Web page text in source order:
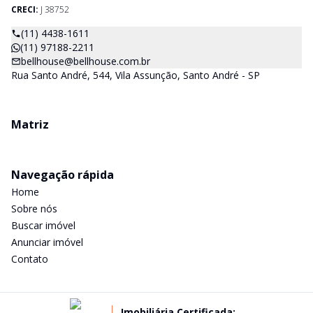
CRECI: J 38752
(11) 4438-1611
(11) 97188-2211
bellhouse@bellhouse.com.br
Rua Santo André, 544, Vila Assunção, Santo André - SP
Matriz
Navegação rápida
Home
Sobre nós
Buscar imóvel
Anunciar imóvel
Contato